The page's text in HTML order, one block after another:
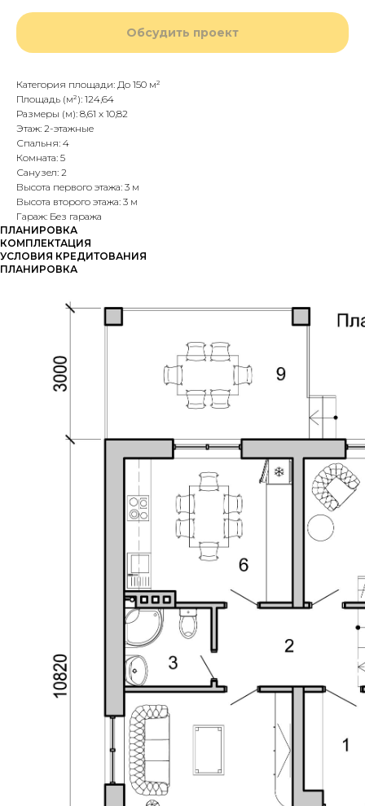
Обсудить проект
Категория площади: До 150 м²
Площадь (м²): 124,64
Размеры (м): 8,61 х 10,82
Этаж: 2-этажные
Спальня: 4
Комната: 5
Санузел: 2
Высота первого этажа: 3 м
Высота второго этажа: 3 м
Гараж: Без гаража
ПЛАНИРОВКА
КОМПЛЕКТАЦИЯ
УСЛОВИЯ КРЕДИТОВАНИЯ
ПЛАНИРОВКА